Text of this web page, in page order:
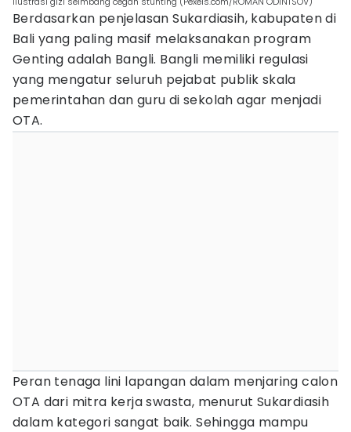
Berdasarkan penjelasan Sukardiasih, kabupaten di
Bali yang paling masif melaksanakan program
Genting adalah Bangli. Bangli memiliki regulasi
yang mengatur seluruh pejabat publik skala
pemerintahan dan guru di sekolah agar menjadi
OTA.
Peran tenaga lini lapangan dalam menjaring calon
OTA dari mitra kerja swasta, menurut Sukardiasih
dalam kategori sangat baik. Sehingga mampu